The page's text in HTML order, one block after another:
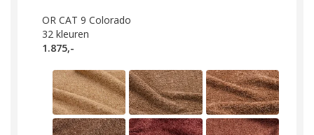
OR CAT 9 Colorado
32 kleuren
1.875,-